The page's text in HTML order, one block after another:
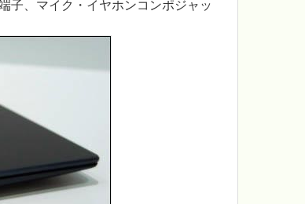
子、マイク・イヤホンコンポジャッ